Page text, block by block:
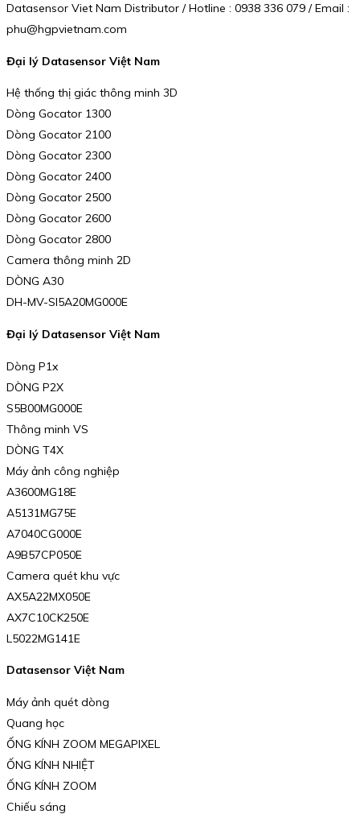
Datasensor Viet Nam Distributor / Hotline : 0938 336 079 / Email :
phu@hgpvietnam.com
Đại lý Datasensor Việt Nam
Hệ thống thị giác thông minh 3D
Dòng Gocator 1300
Dòng Gocator 2100
Dòng Gocator 2300
Dòng Gocator 2400
Dòng Gocator 2500
Dòng Gocator 2600
Dòng Gocator 2800
Camera thông minh 2D
DÒNG A30
DH-MV-SI5A20MG000E
Đại lý Datasensor Việt Nam
Dòng P1x
DÒNG P2X
S5B00MG000E
Thông minh VS
DÒNG T4X
Máy ảnh công nghiệp
A3600MG18E
A5131MG75E
A7040CG000E
A9B57CP050E
Camera quét khu vực
AX5A22MX050E
AX7C10CK250E
L5022MG141E
Datasensor Việt Nam
Máy ảnh quét dòng
Quang học
ỐNG KÍNH ZOOM MEGAPIXEL
ỐNG KÍNH NHIỆT
ỐNG KÍNH ZOOM
Chiếu sáng